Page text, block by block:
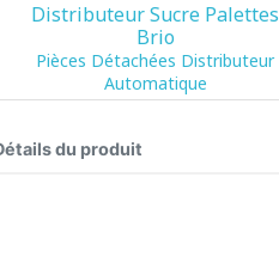
Distributeur Sucre Palettes
Brio
Pièces Détachées Distributeur
Automatique
du produit